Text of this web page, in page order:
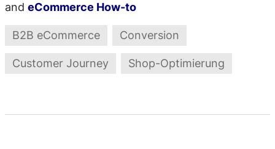
and eCommerce How-to
B2B eCommerce Conversion
Customer Journey Shop-Optimierung